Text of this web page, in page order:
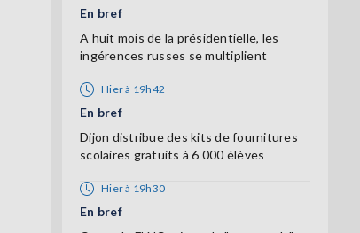
En bref
A huit mois de la présidentielle, les
ingérences russes se multiplient
Hier à 19h42
En bref
Dijon distribue des kits de fournitures
scolaires gratuits à 6 000 élèves
Hier à 19h30
En bref